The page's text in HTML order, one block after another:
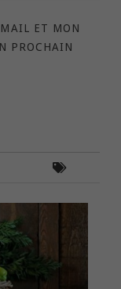
ET MON
PROCHAIN